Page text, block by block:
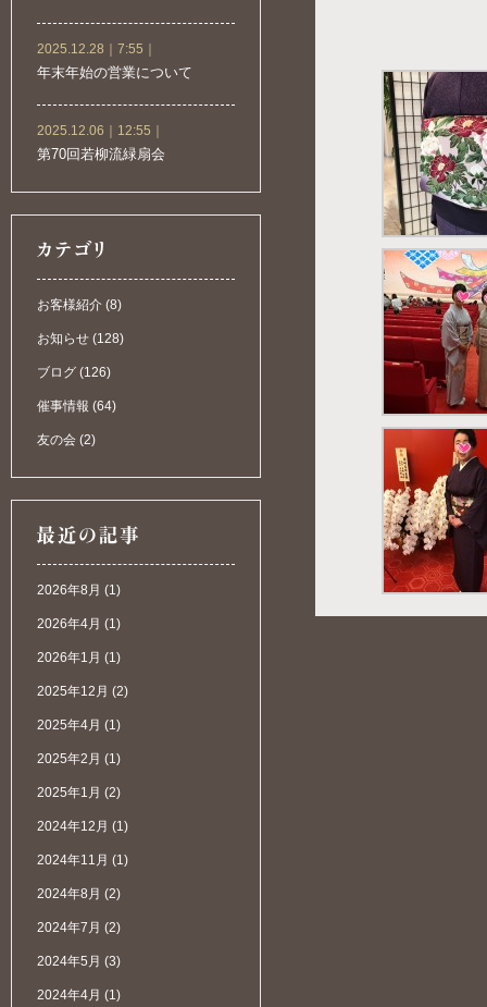
2025.12.28｜7:55｜
年末年始の営業について
2025.12.06｜12:55｜
第70回若柳流緑扇会
お客様紹介 (8)
お知らせ (128)
ブログ (126)
催事情報 (64)
友の会 (2)
2026年8月 (1)
2026年4月 (1)
2026年1月 (1)
2025年12月 (2)
2025年4月 (1)
2025年2月 (1)
2025年1月 (2)
2024年12月 (1)
2024年11月 (1)
2024年8月 (2)
2024年7月 (2)
2024年5月 (3)
2024年4月 (1)